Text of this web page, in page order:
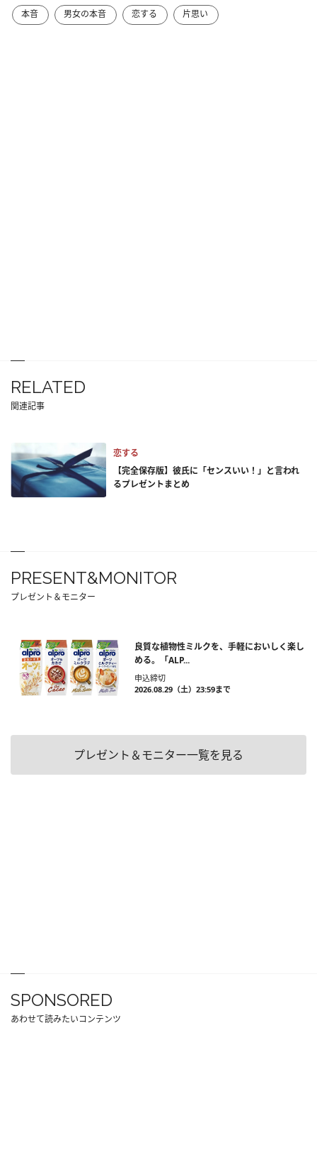
本音 男女の本音 恋する 片思い
RELATED
関連記事
恋する
【完全保存版】彼氏に「センスいい！」と言われ
るプレゼントまとめ
PRESENT&MONITOR
プレゼント＆モニター
良質な植物性ミルクを、手軽においしく楽し
める。「ALP...
申込締切
2026.08.29（土）23:59まで
プレゼント＆モニター一覧を見る
SPONSORED
あわせて読みたいコンテンツ